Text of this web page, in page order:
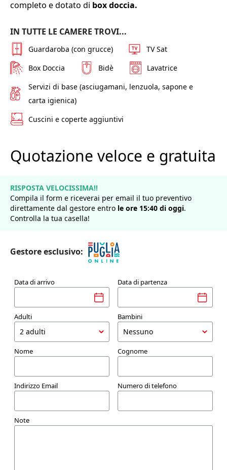
completo e dotato di box doccia.
IN TUTTE LE CAMERE TROVI...
Guardaroba (con grucce)
TV Sat
Box Doccia
Bidè
Lavatrice
Servizi di base (asciugamani, lenzuola, sapone e
carta igienica)
Cuscini e coperte aggiuntivi
Quotazione veloce e gratuita
RISPOSTA VELOCISSIMA!!
Compila il form e riceverai per email il tuo preventivo
direttamente dal gestore entro le ore 15:40 di oggi.
Controlla la tua casella!
Gestore esclusivo:
Data di arrivo Data di partenza
Adulti Bambini
Nome Cognome
Indirizzo Email Numero di telefono
Note